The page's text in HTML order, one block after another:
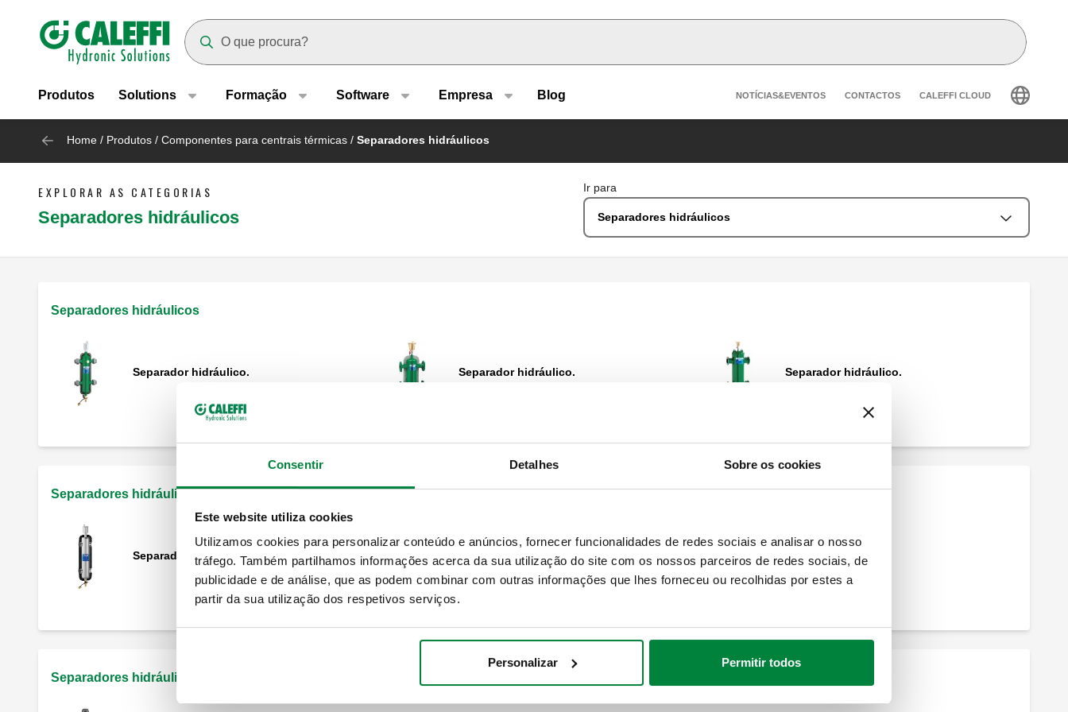
Consentir Detalhes Sobre os cookies
Este website utiliza cookies
Utilizamos cookies para personalizar conteúdo e anúncios, fornecer funcionalidades de redes sociais e analisar o nosso
tráfego. Também partilhamos informações acerca da sua utilização do site com os nossos parceiros de redes sociais, de
publicidade e de análise, que as podem combinar com outras informações que lhes forneceu ou recolhidas por estes a
partir da sua utilização dos respetivos serviços.
Personalizar Permitir todos
Header main navigation
Produtos Solutions Formação Software Empresa Blog Header secondary navigation
NOTÍCIAS&EVENTOS CONTACTOS CALEFFI CLOUD
Home / Produtos / Componentes para centrais térmicas / Separadores hidráulicos
EXPLORAR AS CATEGORIAS
Separadores hidráulicos
Ir para
Separadores hidráulicos
Separadores hidráulicos
Separador hidráulico. Separador hidráulico. Separador hidráulico.
Separadores hidráulicos em aço inoxidável
Separador hidráulico em aço inoxidável.
Separadores hidráulicos multifunções